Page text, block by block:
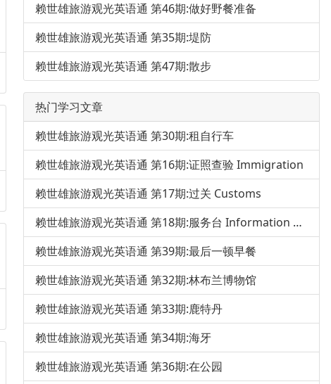
赖世雄旅游观光英语通 第46期:做好野餐准备
赖世雄旅游观光英语通 第35期:堤防
赖世雄旅游观光英语通 第47期:散步
热门学习文章
赖世雄旅游观光英语通 第30期:租自行车
赖世雄旅游观光英语通 第16期:证照查验 Immigration
赖世雄旅游观光英语通 第17期:过关 Customs
赖世雄旅游观光英语通 第18期:服务台 Information Desk
赖世雄旅游观光英语通 第39期:最后一顿早餐
赖世雄旅游观光英语通 第32期:林布兰博物馆
赖世雄旅游观光英语通 第33期:鹿特丹
赖世雄旅游观光英语通 第34期:海牙
赖世雄旅游观光英语通 第36期:在公园